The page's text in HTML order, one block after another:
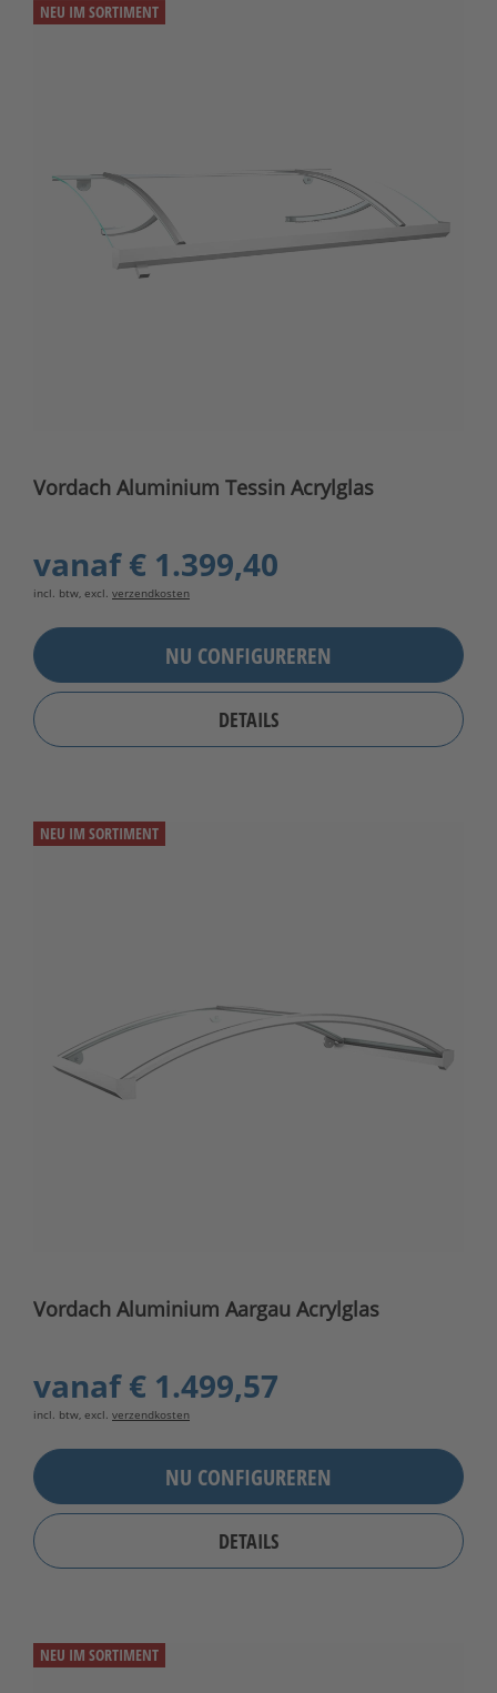
NEU IM SORTIMENT
Vordach Aluminium Tessin Acrylglas
vanaf€ 1.399,40
incl. btw, excl. verzendkosten
NU CONFIGUREREN
DETAILS
NEU IM SORTIMENT
Vordach Aluminium Aargau Acrylglas
vanaf€ 1.499,57
incl. btw, excl. verzendkosten
NU CONFIGUREREN
DETAILS
NEU IM SORTIMENT